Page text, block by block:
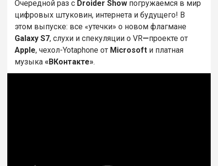
Очередной раз с Droider Show погружаемся в мир
цифровых штуковин, интернета и будущего! В
этом выпуске: все «утечки» о новом флагмане
Galaxy S7, слухи и спекуляции о VR—проекте от
Apple, чехол-Yotaphone от Microsoft и платная
музыка «ВКонтакте».